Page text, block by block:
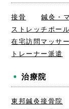
接骨
鍼灸・
ストレッチポー
在宅訪問マッサ
トレーナー派遣
治療院
東邦鍼灸接骨院